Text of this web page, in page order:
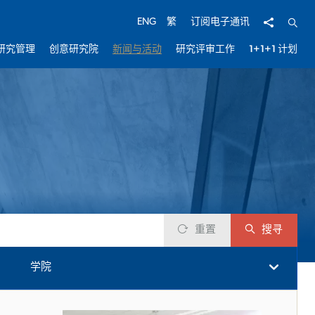
ENG 繁 订阅电子通讯 分享 开启
究管理 创意研究院 新闻与活动 研究评审工作 1+1+1 计划
重置 搜寻
学院